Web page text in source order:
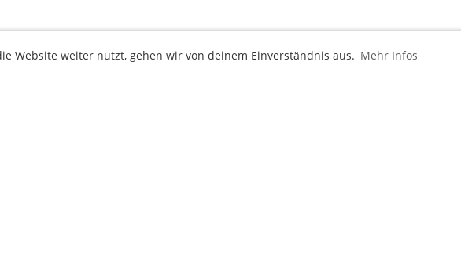
Website weiter nutzt, gehen wir von deinem Einverständnis aus. Mehr Infos